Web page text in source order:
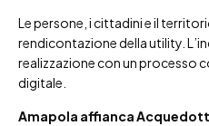
Le persone, i cittadini e il
rendicontazione della utility.
realizzazione con un processo
digitale.
Amapola affianca